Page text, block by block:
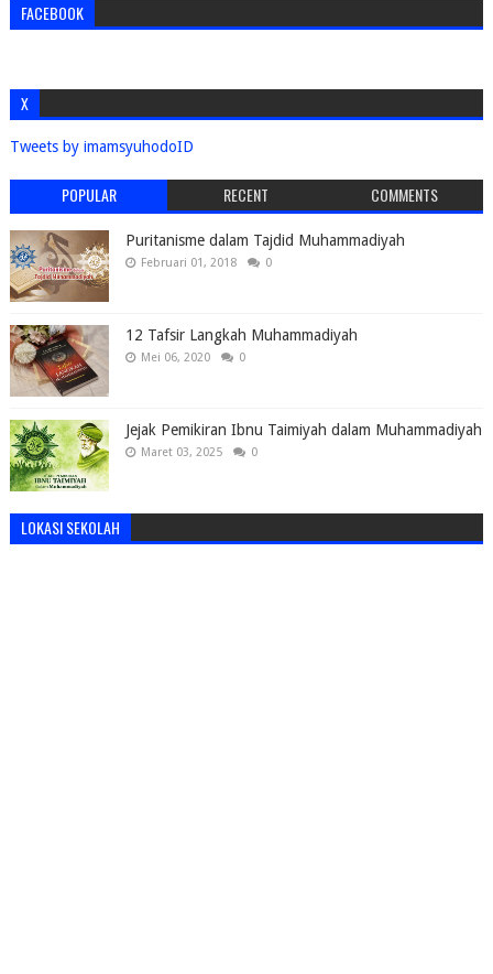
FACEBOOK
X
Tweets by imamsyuhodoID
POPULAR RECENT COMMENTS
Puritanisme dalam Tajdid Muhammadiyah
Februari 01, 2018 0
12 Tafsir Langkah Muhammadiyah
Mei 06, 2020 0
Jejak Pemikiran Ibnu Taimiyah dalam Muhammadiyah
Maret 03, 2025 0
LOKASI SEKOLAH